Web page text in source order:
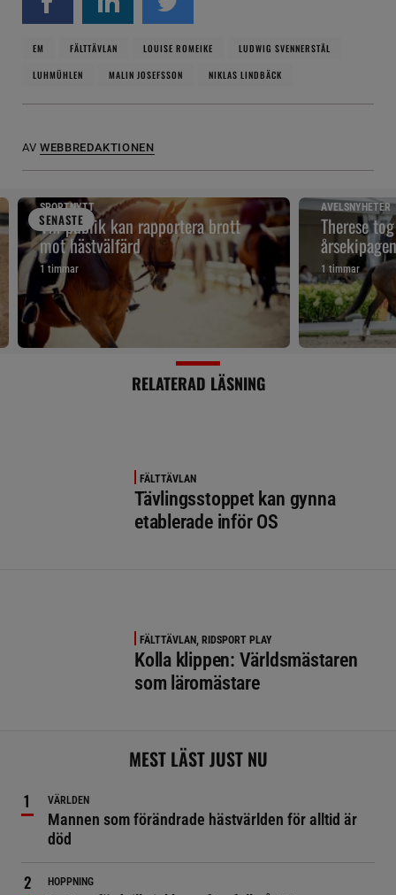
EM FÄLTTÄVLAN LOUISE ROMEIKE
LUDWIG SVENNERSTÅL
LUHMÜHLEN
MALIN JOSEFSSON NIKLAS LINDBÄCK
AV WEBBREDAKTIONEN
SENASTE
SPORTNYTT
VM-publik kan rapportera brott
mot hästvälfärd
1 timmar
AVELSNYHETER
Therese
årsekipagen
1 timmar
RELATERAD LÄSNING
FÄLTTÄVLAN
Tävlingsstoppet kan gynna
etablerade inför OS
FÄLTTÄVLAN, RIDSPORT PLAY
Kolla klippen: Världsmästaren
som läromästare
MEST LÄST JUST NU
VÄRLDEN
Mannen som förändrade hästvärlden för alltid är
död
HOPPNING